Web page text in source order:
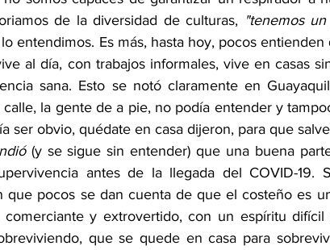
de la diversidad de culturas,
"tenemos
entendimos. Es más, hasta hoy, pocos
al día, con trabajos informales, vive en casas
sana. Esto se notó claramente en
la gente de a pie, no podía entender y
(y se sigue sin entender) que una buena
antes de la llegada del COVID-19.
que pocos se dan cuenta de que el costeño es
comerciante y extrovertido, con un espíritu
que se quede en casa para